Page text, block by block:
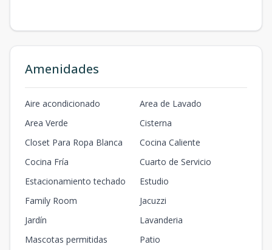
Amenidades
Aire acondicionado
Area de Lavado
Area Verde
Cisterna
Closet Para Ropa Blanca
Cocina Caliente
Cocina Fría
Cuarto de Servicio
Estacionamiento techado
Estudio
Family Room
Jacuzzi
Jardín
Lavanderia
Mascotas permitidas
Patio